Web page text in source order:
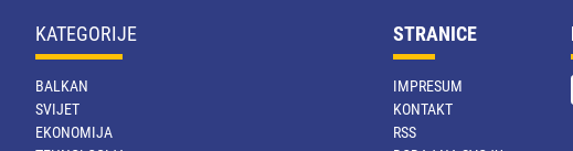
KATEGORIJE
BALKAN
SVIJET
EKONOMIJA
STRANICE
IMPRESUM
KONTAKT
RSS